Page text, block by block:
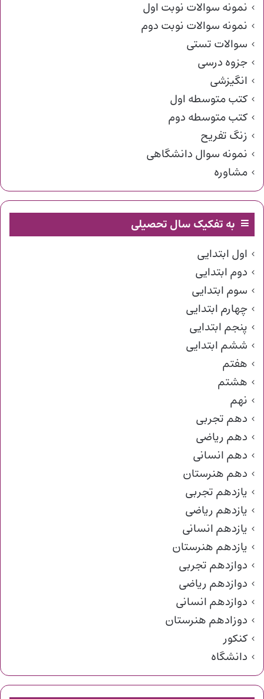
نمونه سوالات نوبت اول
نمونه سوالات نوبت دوم
سوالات تستی
جزوه درسی
انگیزشی
کتب متوسطه اول
کتب متوسطه دوم
زنگ تفریح
نمونه سوال دانشگاهی
مشاوره
به تفکیک سال تحصیلی
اول ابتدایی
دوم ابتدایی
سوم ابتدایی
چهارم ابتدایی
پنجم ابتدایی
ششم ابتدایی
هفتم
هشتم
نهم
دهم تجربی
دهم ریاضی
دهم انسانی
دهم هنرستان
یازدهم تجربی
یازدهم ریاضی
یازدهم انسانی
یازدهم هنرستان
دوازدهم تجربی
دوازدهم ریاضی
دوازدهم انسانی
دوزادهم هنرستان
کنکور
دانشگاه